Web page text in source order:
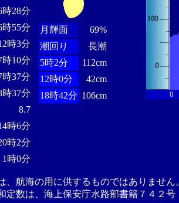
時28分
時55分
時3分
時10分
時37分
時37分
8.7
時6分
時2分
1時0分
月輝面
69%
潮回り
長潮
5時2分
112cm
12時0分
42cm
18時42分 106cm 0
、航海の用に供するものではありませ
定数は、海上保安庁水路部書籍７４２